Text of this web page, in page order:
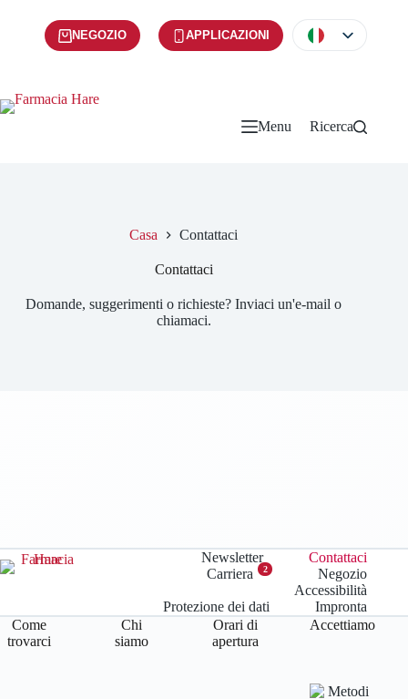
NEGOZIO APPLICAZIONI
Menu Ricerca
Casa Contattaci
Contattaci
Domande, suggerimenti o richieste? Inviaci un'e-mail o
chiamaci.
Newsletter
Contattaci
Carriera
2
Negozio
Accessibilità
Protezione dei dati
Impronta
Come
trovarci
Chi
siamo
Orari di
apertura
Accettiamo